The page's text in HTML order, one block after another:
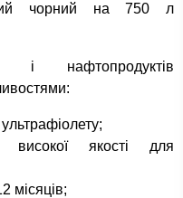
чорний на 750 л
і нафтопродуктів
високої якості для
місяців;